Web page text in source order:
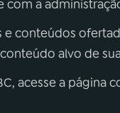
a
e conteúdos
alvo de
acesse a página